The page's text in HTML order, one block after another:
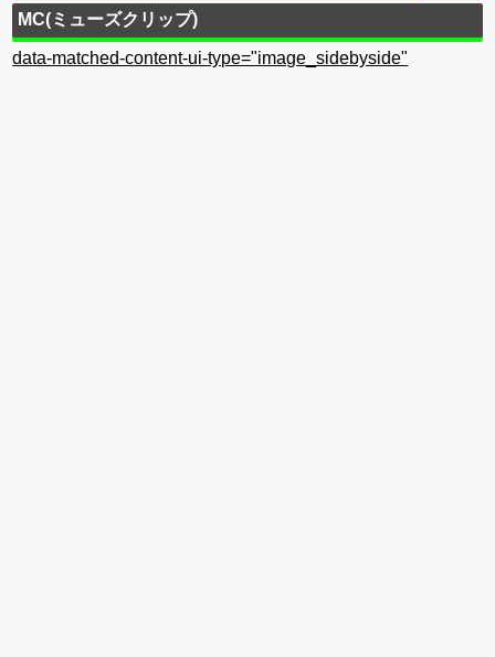
MC(ミューズクリップ)
data-matched-content-ui-type="image_sidebyside"